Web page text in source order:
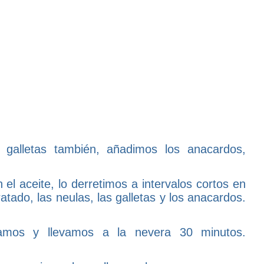
también, añadimos los anacardos,
aceite, lo derretimos a intervalos cortos en
las neulas, las galletas y los anacardos.
y llevamos a la nevera 30 minutos.